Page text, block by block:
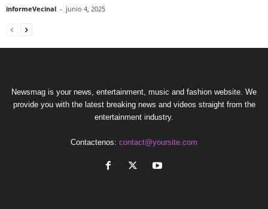
informeVecinal - junio 4, 2025
Newsmag is your news, entertainment, music and fashion website. We
provide you with the latest breaking news and videos straight from the
entertainment industry.
Contactenos: contact@yoursite.com